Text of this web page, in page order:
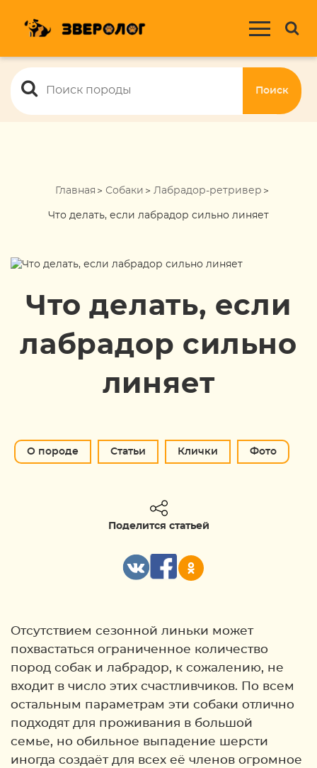
Поиск
Главная Собаки Лабрадор-ретривер
Что делать, если лабрадор сильно линяет
Что делать, если
лабрадор сильно
линяет
О породе Статьи Клички Фото
Поделится статьей
Отсутствием сезонной линьки может
похвастаться ограниченное количество
пород собак и лабрадор, к сожалению, не
входит в число этих счастливчиков. По всем
остальным параметрам эти собаки отлично
подходят для проживания в большой
семье, но обильное выпадение шерсти
иногда создаёт для всех её членов огромное